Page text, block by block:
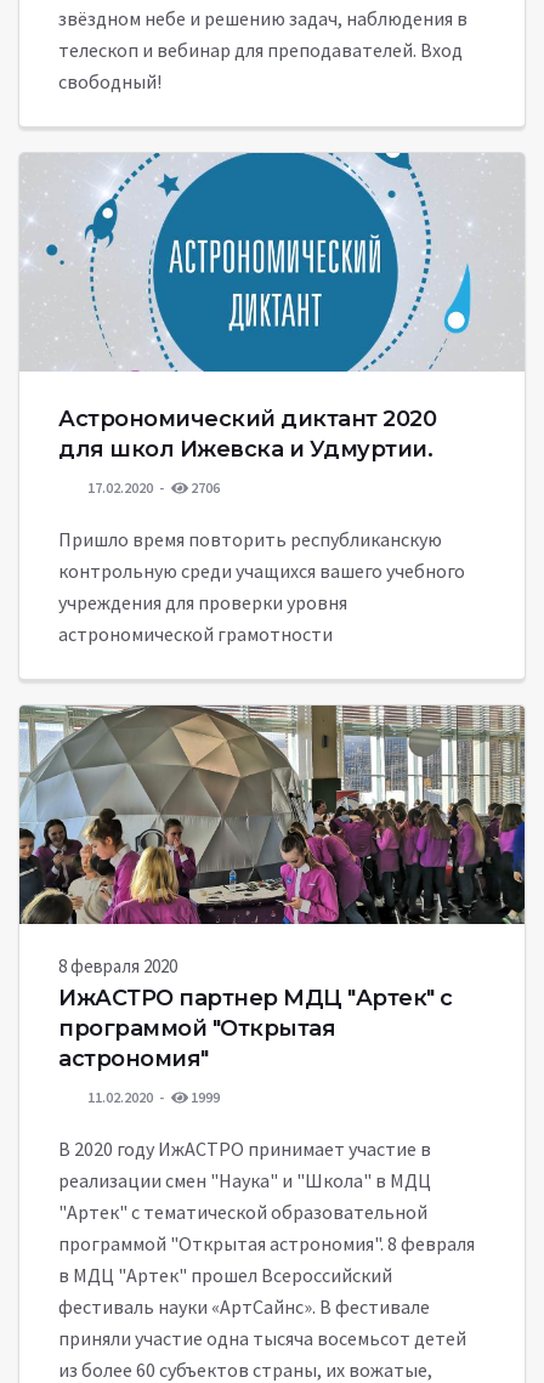
звёздном небе и решению задач, наблюдения в
телескоп и вебинар для преподавателей. Вход
свободный!
Астрономический диктант 2020
для школ Ижевска и Удмуртии.
17.02.2020 2706
Пришло время повторить республиканскую
контрольную среди учащихся вашего учебного
учреждения для проверки уровня
астрономической грамотности
8 февраля 2020
ИжАСТРО партнер МДЦ "Артек" с
программой "Открытая
астрономия"
11.02.2020 1999
В 2020 году ИжАСТРО принимает участие в
реализации смен "Наука" и "Школа" в МДЦ
"Артек" с тематической образовательной
программой "Открытая астрономия". 8 февраля
в МДЦ "Артек" прошел Всероссийский
фестиваль науки «АртСайнс». В фестивале
приняли участие одна тысяча восемьсот детей
из более 60 субъектов страны, их вожатые,